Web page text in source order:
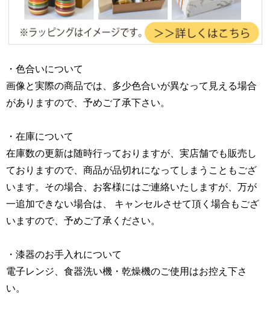
・色合いについて
画像と実際の商品では、多少色合いが異なって見える場合
がありますので、予めご了承下さい。
・在庫について
在庫数の更新は随時行っておりますが、実店舗でも販売し
ておりますので、商品が品切れになってしまうこともござ
います。その場合、お客様にはご連絡いたしますが、万が
一追加できない場合は、 キャンセルさせて頂く場合もござ
いますので、予めご了承ください。
・漆器のお手入れについて
電子レンジ、食器洗い機・乾燥機のご使用はお控え下さ
い。